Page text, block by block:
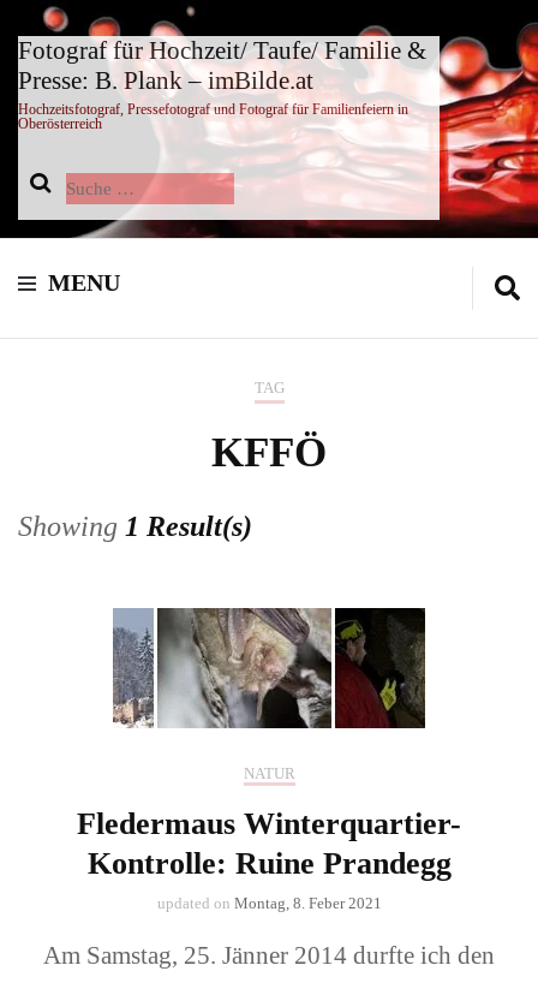
Fotograf für Hochzeit/ Taufe/ Familie &
Presse: B. Plank – imBilde.at
Hochzeitsfotograf, Pressefotograf und Fotograf für Familienfeiern in
Oberösterreich
Suche
nach:
MENU
TAG
KFFÖ
Showing 1 Result(s)
NATUR
Fledermaus Winterquartier-
Kontrolle: Ruine Prandegg
updated on Montag, 8. Feber 2021
Am Samstag, 25. Jänner 2014 durfte ich den